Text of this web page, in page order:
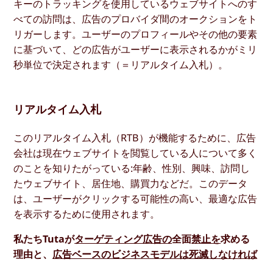
キーのトラッキングを使用しているウェブサイトへのす
べての訪問は、広告のプロバイダ間のオークションをト
リガーします。ユーザーのプロフィールやその他の要素
に基づいて、どの広告がユーザーに表示されるかがミリ
秒単位で決定されます（＝リアルタイム入札）。
リアルタイム入札
このリアルタイム入札（RTB）が機能するために、広告
会社は現在ウェブサイトを閲覧している人について多く
のことを知りたがっている:年齢、性別、興味、訪問し
たウェブサイト、居住地、購買力などだ。このデータ
は、ユーザーがクリックする可能性の高い、最適な広告
を表示するために使用されます。
私たちTutaがターゲティング広告の全面禁止を求める
理由と、広告ベースのビジネスモデルは死滅しなければ